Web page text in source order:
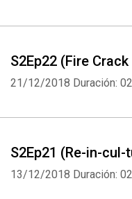
S2Ep22 (Fire
21/12/2018 Duración:
S2Ep21 (Re-in-
13/12/2018 Duración: